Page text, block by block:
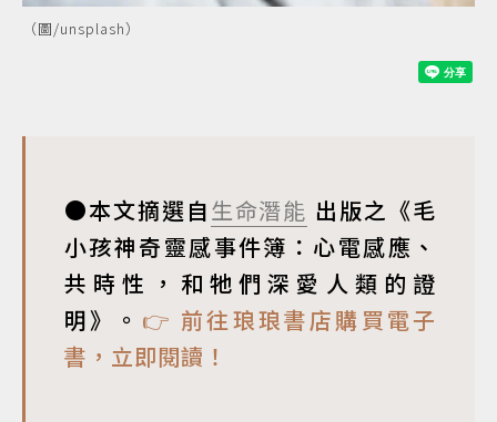
（圖/unsplash）
●本文摘選自生命潛能 出版之《毛
小孩神奇靈感事件簿：心電感應、
共時性，和牠們深愛人類的證
明》。 👉 前往琅琅書店購買電子
書，立即閱讀！